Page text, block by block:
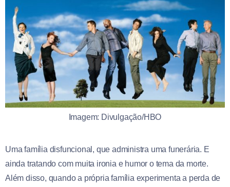
Imagem: Divulgação/HBO
Uma família disfuncional, que administra uma funerária. E
ainda tratando com muita ironia e humor o tema da morte.
Além disso, quando a própria família experimenta a perda de